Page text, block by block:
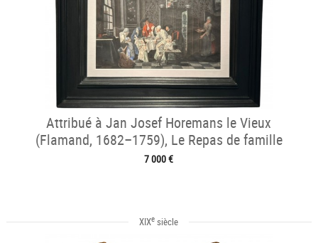
Attribué à Jan Josef Horemans le Vieux
(Flamand, 1682–1759), Le Repas de famille
7 000 €
XIXe siècle